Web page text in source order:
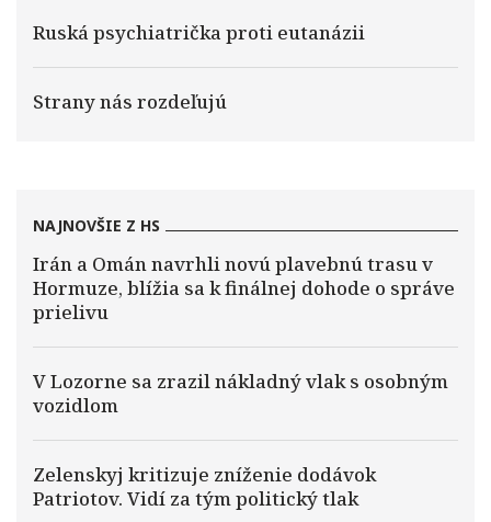
Ruská psychiatrička proti eutanázii
Strany nás rozdeľujú
NAJNOVŠIE Z HS
Irán a Omán navrhli novú plavebnú trasu v
Hormuze, blížia sa k finálnej dohode o správe
prielivu
V Lozorne sa zrazil nákladný vlak s osobným
vozidlom
Zelenskyj kritizuje zníženie dodávok
Patriotov. Vidí za tým politický tlak